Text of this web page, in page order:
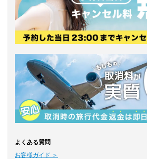
よくある質問
お客様ガイド ＞